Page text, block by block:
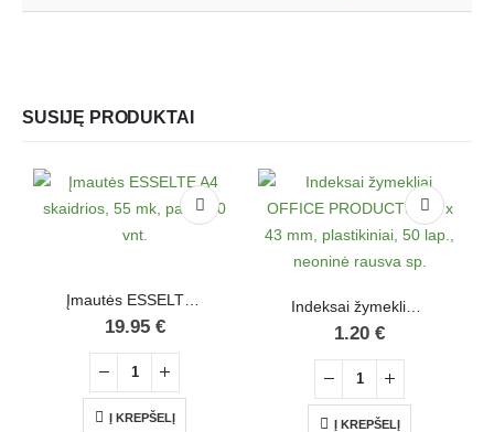
SUSIJĘ PRODUKTAI
Įmautės ESSELTE A4 skaidrios, 55 mk, pak. 100 vnt.
19.95 €
Į KREPŠELĮ
Indeksai žymekliai OFFICE PRODUCTS, 25 x 43 mm, plastikiniai, 50 lap., neoninė rausva sp.
1.20 €
Į KREPŠELĮ